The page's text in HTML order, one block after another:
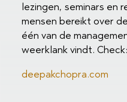
lezingen, seminars en
mensen bereikt over
één van de
weerklank vindt. Check:
deepakchopra.com